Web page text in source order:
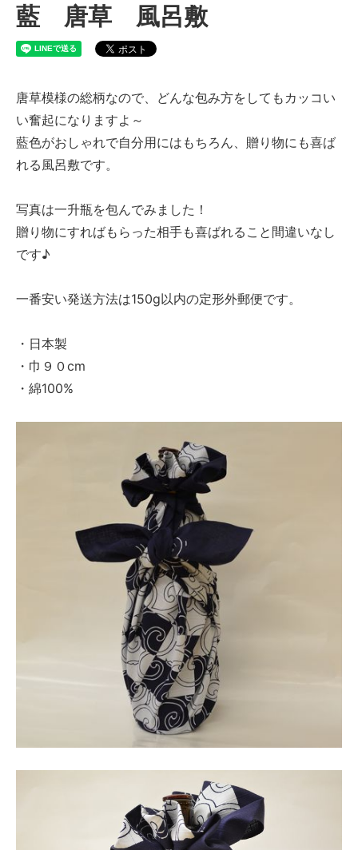
藍 唐草 風呂敷
唐草模様の総柄なので、どんな包み方をしてもカッコい
い奮起になりますよ～
藍色がおしゃれで自分用にはもちろん、贈り物にも喜ば
れる風呂敷です。
写真は一升瓶を包んでみました！
贈り物にすればもらった相手も喜ばれること間違いなし
です♪
一番安い発送方法は150g以内の定形外郵便です。
・日本製
・巾９０cm
・綿100%